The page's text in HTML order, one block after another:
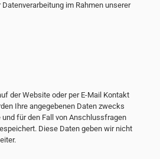
im Rahmen unserer
der Website oder per E-Mail Kontakt
Ihre angegebenen Daten zwecks
und für den Fall von Anschlussfragen
Diese Daten geben wir nicht